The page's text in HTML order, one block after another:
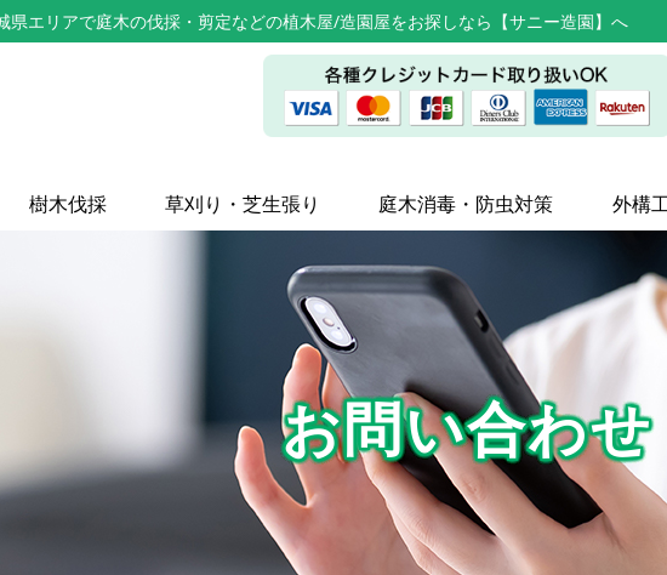
県エリアで庭木の伐採・剪定などの植木屋/造園屋をお探しなら【サニー造園】へ
樹木伐採 草刈り・芝生張り 庭木消毒・防虫対策 外構
お問い合わせ